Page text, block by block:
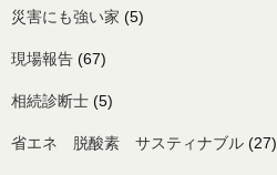
災害にも強い家 (5)
現場報告 (67)
相続診断士 (5)
省エネ 脱酸素 サスティナブル (27)